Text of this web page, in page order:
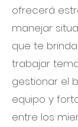
ofrecerá
manejar
que te
trabajar
gestionar el
equipo y
entre los